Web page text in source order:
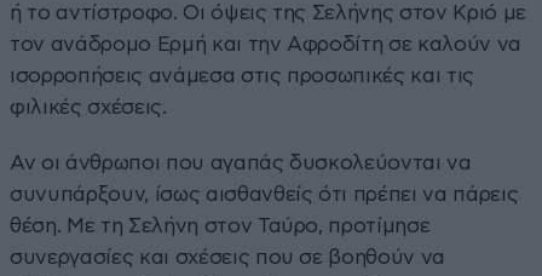
ή το αντίστροφο. Οι όψεις της Σελήνης στον Κριό με
τον ανάδρομο Ερμή και την Αφροδίτη σε καλούν να
ισορροπήσεις ανάμεσα στις προσωπικές και τις
φιλικές σχέσεις.
Αν οι άνθρωποι που αγαπάς δυσκολεύονται να
συνυπάρξουν, ίσως αισθανθείς ότι πρέπει να πάρεις
θέση. Με τη Σελήνη στον Ταύρο, προτίμησε
συνεργασίες και σχέσεις που σε βοηθούν να